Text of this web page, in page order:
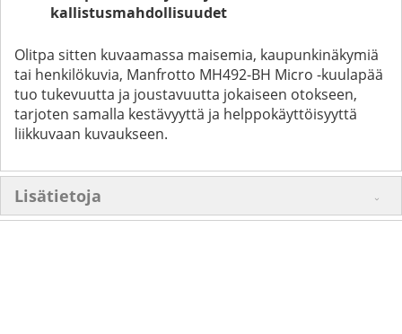
kallistusmahdollisuudet
Olitpa sitten kuvaamassa maisemia, kaupunkinäkymiä
tai henkilökuvia, Manfrotto MH492-BH Micro -kuulapää
tuo tukevuutta ja joustavuutta jokaiseen otokseen,
tarjoten samalla kestävyyttä ja helppokäyttöisyyttä
liikkuvaan kuvaukseen.
Lisätietoja